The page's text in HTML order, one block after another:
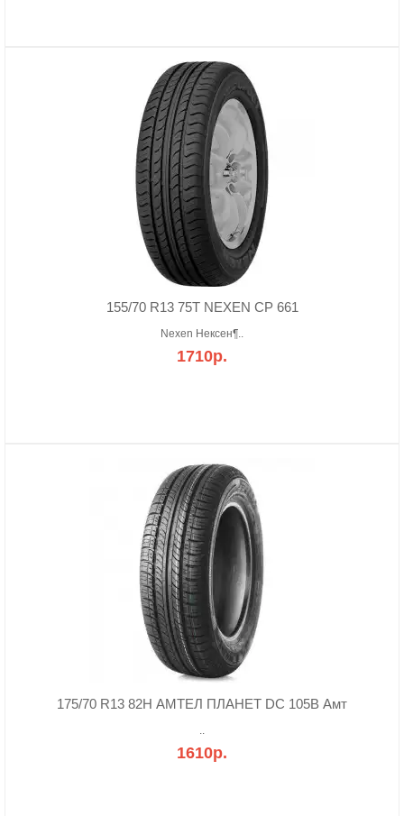
155/70 R13 75T NEXEN CP 661
Nexen Нексен¶..
1710р.
175/70 R13 82H АМТЕЛ ПЛАНЕТ DC 105B Амт
..
1610р.